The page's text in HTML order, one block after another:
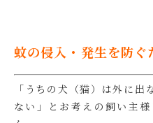
蚊の侵入・発生を防ぐ
「うちの犬（猫）は外に
ない」とお考えの飼い主